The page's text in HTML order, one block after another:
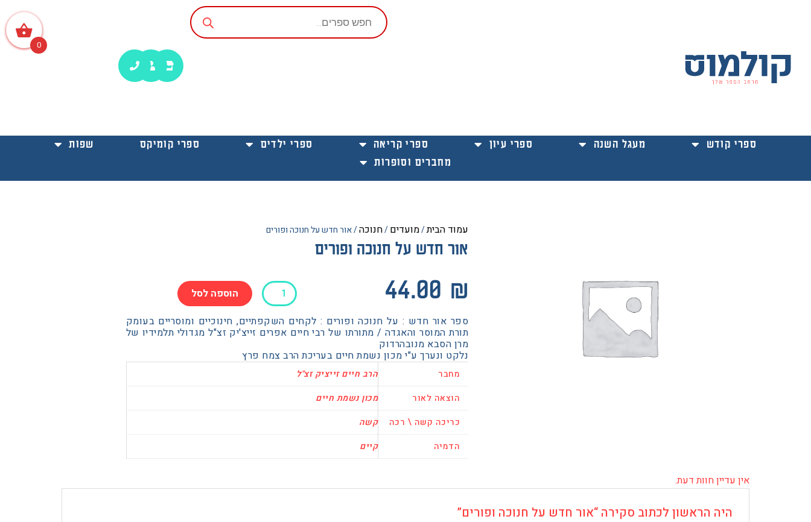
Products
search
ספרי קודש מעגל השנה ספרי עיון ספרי קריאה ספרי ילדים ספרי קומיקס
שפות
מחברים וסופרות
עמוד הבית/מועדים/חנוכה/ אור חדש על חנוכה ופורים
אור חדש על חנוכה ופורים
44.00 ₪
כמות
של
אור
חדש
על
חנוכה
ופורים
הוספה לסל
ספר אור חדש : על חנוכה ופורים : לקחים השקפתיים, חינוכיים ומוסריים בעומק
תורת המוסר והאגדה / מתורתו של רבי חיים אפרים זייצ'יק זצ"ל מגדולי תלמידיו של
מרן הסבא מנובהרדוק
נלקט ונערך ע"י מכון נשמת חיים בעריכת הרב צמח פרץ
מחבר
הרב חיים זייציק זצ"ל
הוצאה לאור
מכון נשמת חיים
כריכה קשה \ רכה
קשה
הדמיה
קיים
אין עדיין חוות דעת.
היה הראשון לכתוב סקירה “אור חדש על חנוכה ופורים”
0